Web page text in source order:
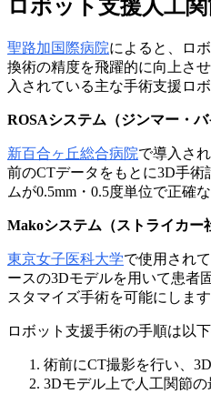
ロボット支援人工
聖路加国際病院によると、ロ
換術の精度を飛躍的に向上さ
入されている主な手術支援ロ
ROSAシステム（ジンマー・バ
新百合ヶ丘総合病院で導入さ
前のCTデータをもとに3D手
ムが0.5mm・0.5度単位で正確
Makoシステム（ストライカー
東京女子医科大学で使用され
ースの3Dモデルを用いて患者
スタマイズ手術を可能にします
ロボット支援手術の手順は以
術前にCT撮影を行い、
3Dモデル上で人工関節